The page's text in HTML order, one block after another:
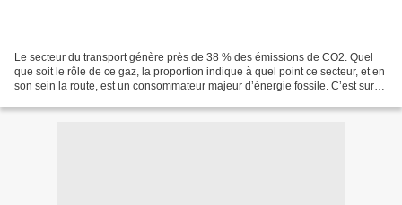
Le secteur du transport génère près de 38 % des émissions de CO2. Quel
que soit le rôle de ce gaz, la proportion indique à quel point ce secteur, et en
son sein la route, est un consommateur majeur d’énergie fossile. C’est sur